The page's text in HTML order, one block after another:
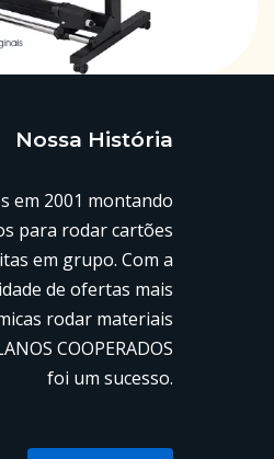
Nossa História
em 2001 montando
para rodar cartões
em grupo. Com a
de ofertas mais
rodar materiais
COOPERADOS
foi um sucesso.